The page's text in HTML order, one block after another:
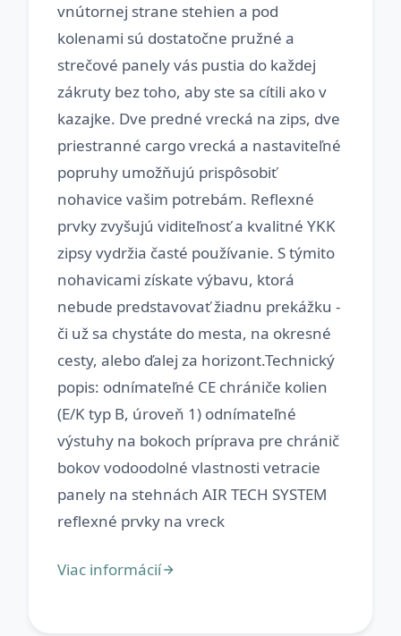
vnútornej strane stehien a pod
kolenami sú dostatočne pružné a
strečové panely vás pustia do každej
zákruty bez toho, aby ste sa cítili ako v
kazajke. Dve predné vrecká na zips, dve
priestranné cargo vrecká a nastaviteľné
popruhy umožňujú prispôsobiť
nohavice vašim potrebám. Reflexné
prvky zvyšujú viditeľnosť a kvalitné YKK
zipsy vydržia časté používanie. S týmito
nohavicami získate výbavu, ktorá
nebude predstavovať žiadnu prekážku -
či už sa chystáte do mesta, na okresné
cesty, alebo ďalej za horizont.Technický
popis: odnímateľné CE chrániče kolien
(E/K typ B, úroveň 1) odnímateľné
výstuhy na bokoch príprava pre chránič
bokov vodoodolné vlastnosti vetracie
panely na stehnách AIR TECH SYSTEM